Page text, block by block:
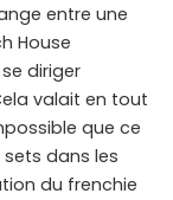
entre une
House
diriger
valait en tout
que ce
dans les
du frenchie